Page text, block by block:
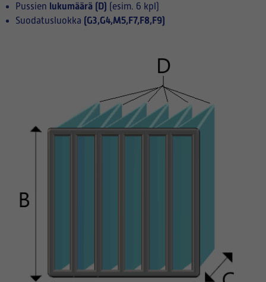
Pussien lukumäärä (D) (esim. 6 kpl)
Suodatusluokka (G3,G4,M5,F7,F8,F9)